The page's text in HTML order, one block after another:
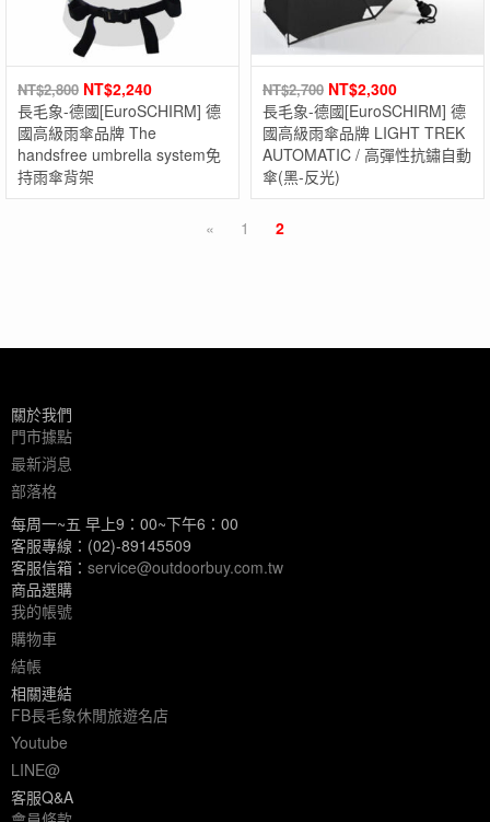
NT$2,800 NT$2,240
長毛象-德國[EuroSCHIRM] 德
國高級雨傘品牌 The
handsfree umbrella system免
持雨傘背架
NT$2,700 NT$2,300
長毛象-德國[EuroSCHIRM] 德
國高級雨傘品牌 LIGHT TREK
AUTOMATIC / 高彈性抗鏽自動
傘(黑-反光)
« 1 2
關於我們
門市據點
最新消息
部落格
每周一~五 早上9：00~下午6：00
客服專線：(02)-89145509
客服信箱： service@outdoorbuy.com.tw
商品選購
我的帳號
購物車
結帳
相關連結
FB長毛象休閒旅遊名店
Youtube
LINE@
客服Q&A